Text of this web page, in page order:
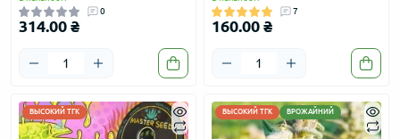
0
314.00 ₴
7
160.00 ₴
ВЫСОКИЙ ТГК ВЫСОКИЙ ТГК ВРОЖАЙНИЙ